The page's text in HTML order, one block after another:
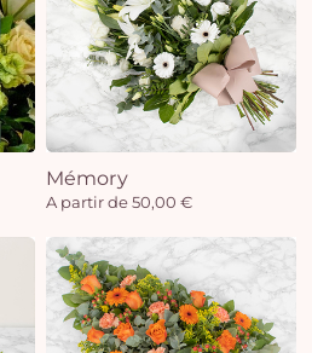
Mémory
A partir de 50,00 €